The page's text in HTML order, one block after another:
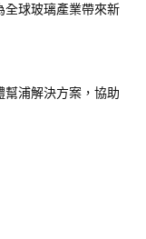
全球玻璃產業帶來新
幫浦解決方案，協助